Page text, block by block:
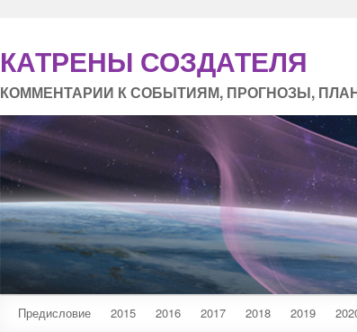
КАТРЕНЫ СОЗДАТЕЛЯ
КОММЕНТАРИИ К СОБЫТИЯМ, ПРОГНОЗЫ,
Предисловие 2015 2016 2017 2018 2019